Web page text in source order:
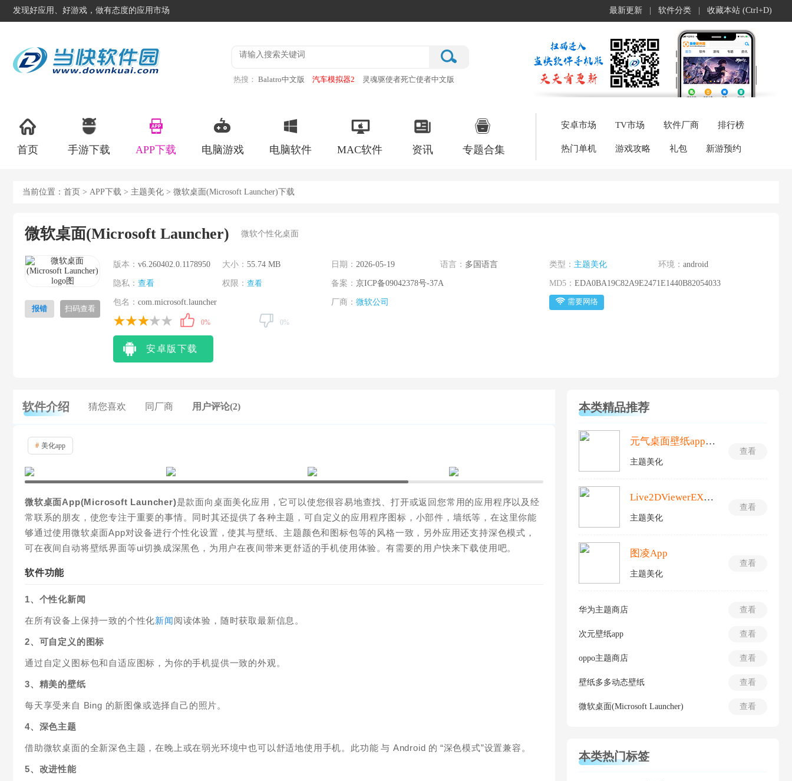
发现好应用、好游戏，做有态度的应用市场 最新更新 软件分类 收藏本站 (Ctrl+D)
热搜： Balatro中文版 汽车模拟器2
灵魂驱使者死亡使者中文版
首页 手游下载 APP下载 电脑游戏 电脑软件 MAC软件 资讯 专题合集
安卓市场 TV市场 软件厂商 排行榜
热门单机 游戏攻略 礼包 新游预约
当前位置： 首页 > APP下载 > 主题美化 > 微软桌面(Microsoft Launcher)下载
微软桌面(Microsoft Launcher) 微软个性化桌面
报错 扫码查看
版本： v6.260402.0.1178950 大小： 55.74 MB 日期： 2026-05-19 语言： 多国语言 类型： 主题美化 环境： android
隐私： 查看 权限： 查看 备案： 京ICP备09042378号-37A MD5： EDA0BA19C82A9E2471E1440B82054033
包名： com.microsoft.launcher 厂商： 微软公司 需要网络
0% 0%
安卓版下载
软件介绍 猜您喜欢 同厂商 用户评论(2)
# 美化app
微软桌面App(Microsoft Launcher)是款面向桌面美化应用，它可以使您很容易地查找、打开或返回您常用的应用程序以及经
常联系的朋友，使您专注于重要的事情。同时其还提供了各种主题，可自定义的应用程序图标，小部件，墙纸等，在这里你能
够通过使用微软桌面App对设备进行个性化设置，使其与壁纸、主题颜色和图标包等的风格一致，另外应用还支持深色模式，
可在夜间自动将壁纸界面等ui切换成深黑色，为用户在夜间带来更舒适的手机使用体验。有需要的用户快来下载使用吧。
软件功能
1、个性化新闻
在所有设备上保持一致的个性化新闻 阅读体验，随时获取最新信息。
2、可自定义的图标
通过自定义图标包和自适应图标，为你的手机提供一致的外观。
3、精美的壁纸
每天享受来自 Bing 的新图像或选择自己的照片。
4、深色主题
借助微软桌面的全新深色主题，在晚上或在弱光环境中也可以舒适地使用手机。此功能 与 Android 的 “深色模式”设置兼容。
5、改进性能
本类精品推荐
查看
元气桌面壁纸app最新版
主题美化
查看
Live2DViewerEX安卓版
主题美化
查看
图凌App
主题美化
查看
华为主题商店
查看
次元壁纸app
查看
oppo主题商店
查看
壁纸多多动态壁纸
查看
微软桌面(Microsoft Launcher)
本类热门标签